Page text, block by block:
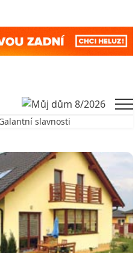
slavnosti